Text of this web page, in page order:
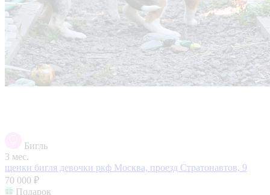
Бигль
3 мес.
щенки бигля девочки ркф Москва, проезд Стратонавтов, 9
70 000 ₽
Подарок